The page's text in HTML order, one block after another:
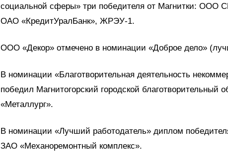
социальной сферы» три победителя от Магнитки: ООО
ОАО «КредитУралБанк», ЖРЭУ-1.
ООО «Декор» отмечено в номинации «Доброе дело»
В номинации «Благотворительная деятельность
победил Магнитогорский городской благотворительный
«Металлург».
В номинации «Лучший работодатель» диплом
ЗАО «Механоремонтный комплекс».